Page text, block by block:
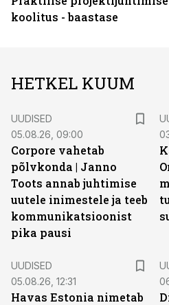
koolitus - baastase
HETKEL KUUM
UUDISED
05.08.26, 09:00
Corpore vahetab
põlvkonda | Janno
Toots annab juhtimise
uutele inimestele ja teeb
kommunikatsioonist
pika pausi
UUDISED
05.08.26, 12:31
Havas Estonia nimetab